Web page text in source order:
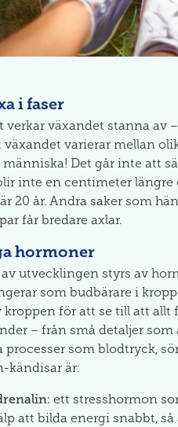
i faser
verkar växandet stanna av
växandet varierar mellan
människa! Det går inte att
inte en centimeter längre
20 år. Andra saker som
får bredare axlar.
hormoner
utvecklingen styrs av
som budbärare i
kroppen för att se till att allt
– från små detaljer
processer som blodtryck,
kändisar är:
ett stresshormon
att bilda energi snabbt,